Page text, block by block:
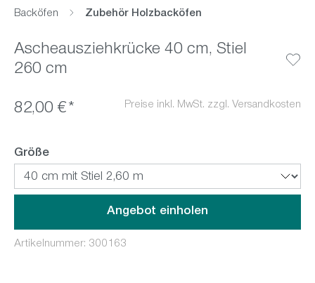
Backöfen Zubehör Holzbacköfen
Ascheausziehkrücke 40 cm, Stiel
260 cm
82,00 €* Preise inkl. MwSt. zzgl. Versandkosten
Größeauswählen
Angebot einholen
Artikelnummer: 300163